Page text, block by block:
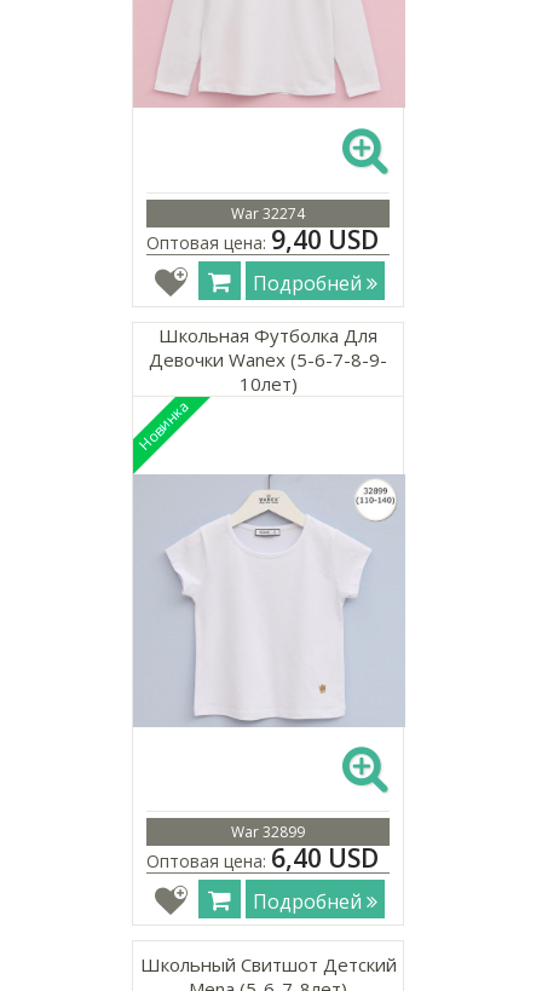
War 32274
Оптовая цена: 9,40 USD
Подробней
Школьная Футболка Для
Девочки Wanex (5-6-7-8-9-
10лет)
War 32899
Оптовая цена: 6,40 USD
Подробней
Школьный Свитшот Детский